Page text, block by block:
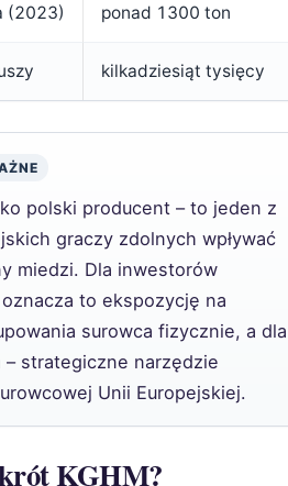
(2023) ponad 1300 ton
kilkadziesiąt tysięcy
polski producent – to jeden z
graczy zdolnych wpływać
miedzi. Dla inwestorów
to ekspozycję na
surowca fizycznie, a dla
– strategiczne narzędzie
Unii Europejskiej.
KGHM?